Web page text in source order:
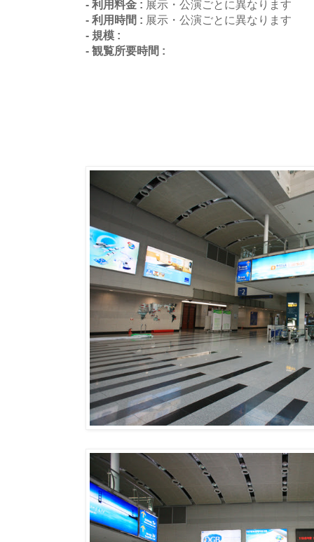
- 利用料金 : 展示・公演ごとに異なります
- 利用時間 : 展示・公演ごとに異なります
- 規模 :
- 観覧所要時間 :